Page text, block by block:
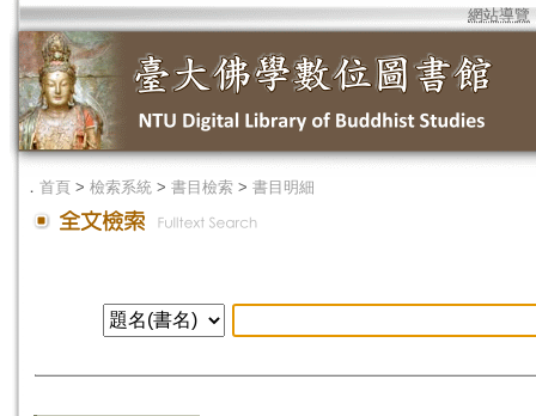
網站導覽
． 首頁 > 檢索系統 > 書目檢索 > 書目明細